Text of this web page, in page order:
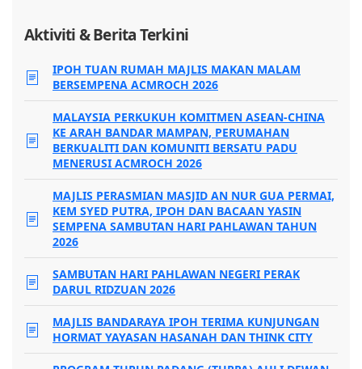
Aktiviti & Berita Terkini
IPOH TUAN RUMAH MAJLIS MAKAN MALAM
BERSEMPENA ACMROCH 2026
MALAYSIA PERKUKUH KOMITMEN ASEAN-CHINA
KE ARAH BANDAR MAMPAN, PERUMAHAN
BERKUALITI DAN KOMUNITI BERSATU PADU
MENERUSI ACMROCH 2026
MAJLIS PERASMIAN MASJID AN NUR GUA PERMAI,
KEM SYED PUTRA, IPOH DAN BACAAN YASIN
SEMPENA SAMBUTAN HARI PAHLAWAN TAHUN
2026
SAMBUTAN HARI PAHLAWAN NEGERI PERAK
DARUL RIDZUAN 2026
MAJLIS BANDARAYA IPOH TERIMA KUNJUNGAN
HORMAT YAYASAN HASANAH DAN THINK CITY